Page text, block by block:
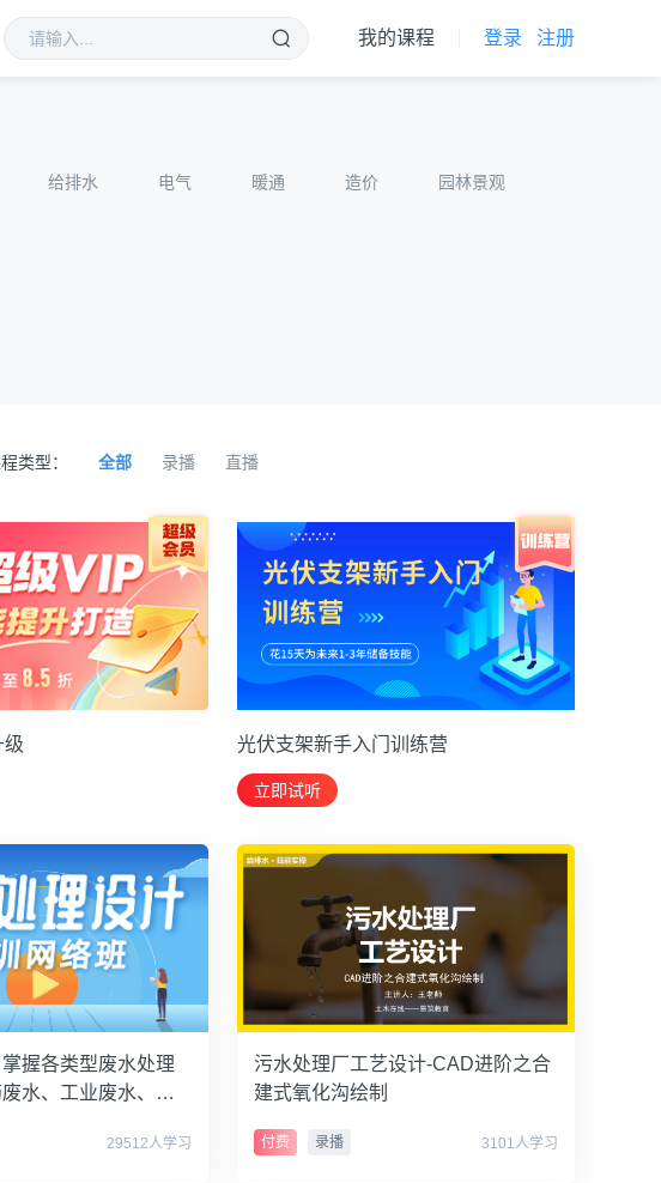
注册
登录
我的课程
给排水 电气 暖通 造价 园林景观
类型： 全部 录播 直播
级 光伏支架新手入门训练营
立即试听
握各类型废水处理
水、工业废水、生
29512人学习
污水处理厂工艺设计-CAD进阶之合
建式氧化沟绘制
付费 录播 3101人学习